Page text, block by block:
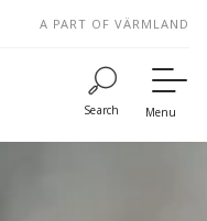
A PART OF VÄRMLAND
Search Menu